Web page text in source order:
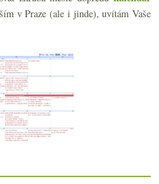
jaro :o)
láhev…
pálenek si nejraději...
v Praze (ale i jinde), uvítám Vaše